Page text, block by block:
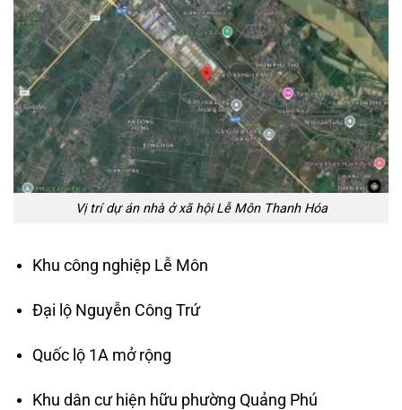
Vị trí dự án nhà ở xã hội Lễ Môn Thanh Hóa
Khu công nghiệp Lễ Môn
Đại lộ Nguyễn Công Trứ
Quốc lộ 1A mở rộng
Khu dân cư hiện hữu phường Quảng Phú